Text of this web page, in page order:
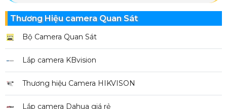
Thương Hiệu camera Quan Sát
Bộ Camera Quan Sát
Lắp camera KBvision
Thương hiệu Camera HIKVISON
Lắp camera Dahua giá rẻ